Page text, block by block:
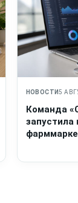
НОВОСТИ5
Команда
запустила